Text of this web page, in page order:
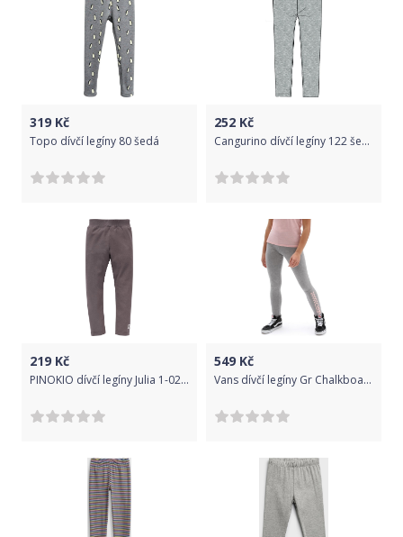
319 Kč
Topo dívčí legíny 80 šedá
252 Kč
Cangurino dívčí legíny 122 šedá
219 Kč
PINOKIO dívčí legíny Julia 1-02-2106-550N-GF 92 šedá
549 Kč
Vans dívčí legíny Gr Chalkboard II Leggins Girls Grey Heather/Powder Pink VN0A5ATXYYI S šedá